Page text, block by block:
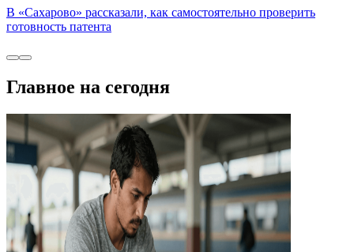
В «Сахарово» рассказали, как самостоятельно проверить
готовность патента
Главное на сегодня